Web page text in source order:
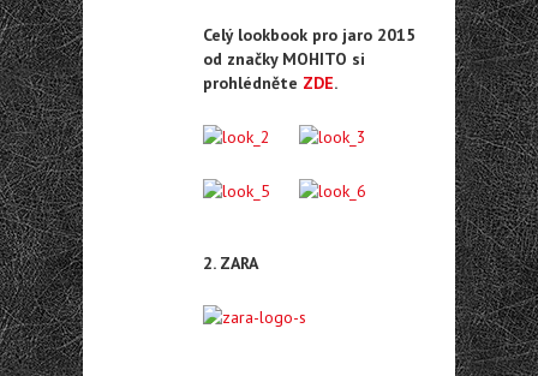
Celý lookbook pro jaro 2015
od značky MOHITO si
prohlédněte ZDE.
2. ZARA